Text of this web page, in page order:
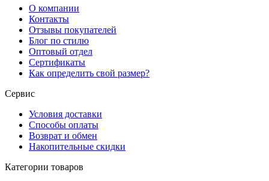
О компании
Контакты
Отзывы покупателей
Блог по стилю
Оптовый отдел
Сертификаты
Как определить свой размер?
Сервис
Условия доставки
Способы оплаты
Возврат и обмен
Накопительные скидки
Категории товаров